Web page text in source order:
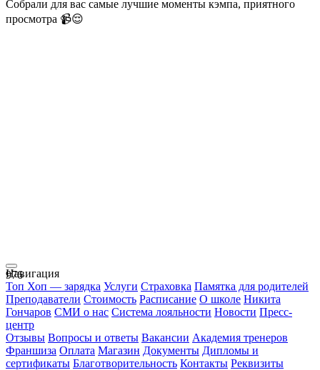
Собрали для вас самые лучшие моменты кэмпа, приятного
просмотра 📹😌
976
Навигация
Топ Хоп — зарядка Услуги Страховка Памятка для родителей
Преподаватели Стоимость Расписание О школе Никита
Гончаров СМИ о нас Система лояльности Новости Пресс-
центр
Отзывы Вопросы и ответы Вакансии Академия тренеров
Франшиза Оплата Магазин Документы Дипломы и
сертификаты Благотворительность Контакты Реквизиты